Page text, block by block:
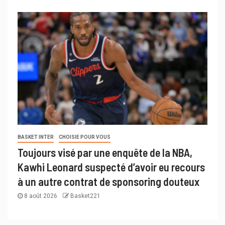
BASKET INTER CHOISIE POUR VOUS
Toujours visé par une enquête de la NBA,
Kawhi Leonard suspecté d’avoir eu recours
à un autre contrat de sponsoring douteux
8 août 2026 Basket221